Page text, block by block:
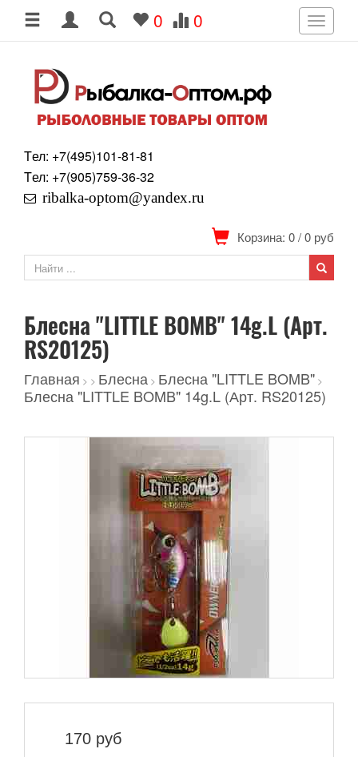
0 0
Toggle
Tел: +7(495)101-81-81
Tел: +7(905)759-36-32
ribalka-optom@yandex.ru
Корзина: 0/0 руб
Блесна "LITTLE BOMB" 14g.L (Арт.
RS20125)
Главная > > Блесна > Блесна "LITTLE BOMB" >
Блесна "LITTLE BOMB" 14g.L (Арт. RS20125)
170 руб